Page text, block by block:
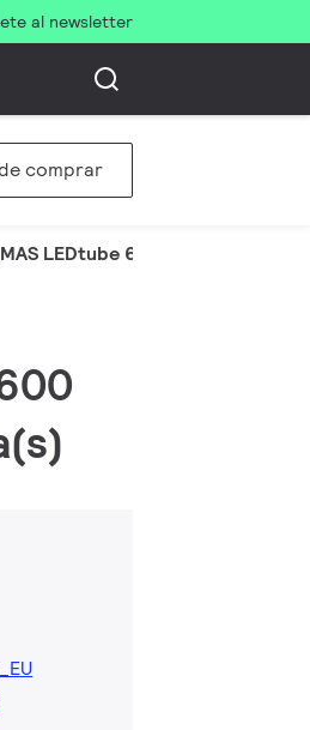
al newsletter
comprar
MAS LEDtube 600mm HO 7.6W840